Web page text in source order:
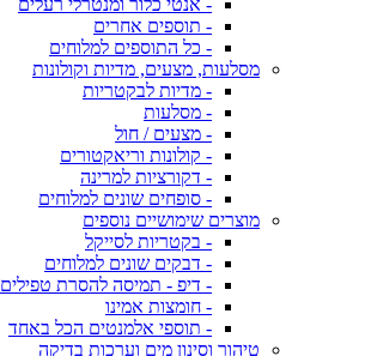
- אנטי כלור ומנטרלי רעלים
- תוספים אחרים
- כל התוספים למלוחים
מסלעות, מצעים, מדיות וקולונות
- מדיות לבקטריות
- מסלעות
- מצעים / חול
- קולונות וריאקטורים
- דקורציות למרינה
- סופחים שונים למלוחים
מוצרים שימושיים נוספים
- בקטריות לסייקל
- דבקים שונים למלוחים
- דיפ - תמיסה להסרת טפילים
- חומצות אמינו
- תוספי אלמנטים הכל באחד
טיהור וסינון מים וערכות בדיקה